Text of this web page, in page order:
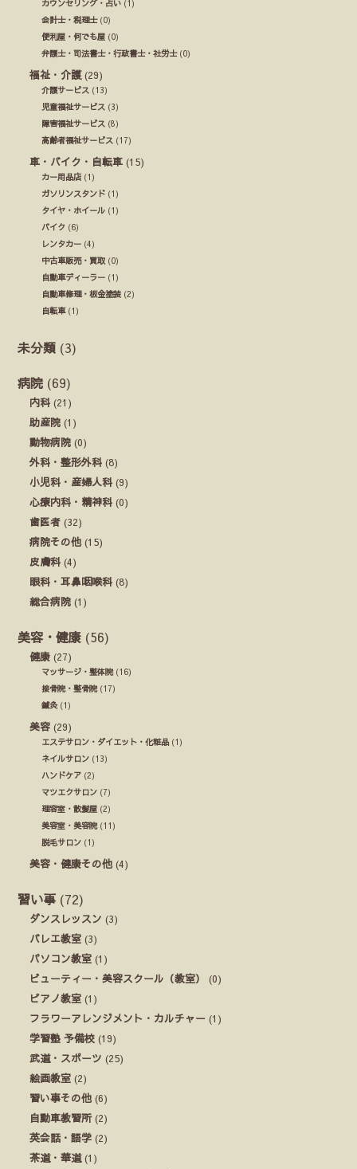
カウンセリング・占い (1)
会計士・税理士(0)
便利屋・何でも屋 (0)
弁護士・司法書士・行政書士・社労士(0)
福祉・介護(29)
介護サービス (13)
児童福祉サービス (3)
障害福祉サービス (8)
高齢者福祉サービス (17)
車・バイク・自転車 (15)
カー用品店 (1)
ガソリンスタンド (1)
タイヤ・ホイール (1)
バイク (6)
レンタカー (4)
中古車販売・買取 (0)
自動車ディーラー (1)
自動車修理・板金塗装 (2)
自転車(1)
未分類 (3)
病院 (69)
内科 (21)
助産院 (1)
動物病院 (0)
外科・整形外科 (8)
小児科・産婦人科 (9)
心療内科・精神科 (0)
歯医者 (32)
病院その他 (15)
皮膚科 (4)
眼科・耳鼻咽喉科 (8)
総合病院 (1)
美容・健康 (56)
健康 (27)
マッサージ・整体院(16)
接骨院・整骨院(17)
鍼灸(1)
美容 (29)
エステサロン・ダイエット・化粧品 (1)
ネイルサロン (13)
ハンドケア (2)
マツエクサロン (7)
理容室・散髪屋 (2)
美容室・美容院(11)
脱毛サロン (1)
美容・健康その他 (4)
習い事 (72)
ダンスレッスン (3)
バレエ教室 (3)
パソコン教室 (1)
ビューティー・美容スクール（教室）
(0)
ピアノ教室 (1)
フラワーアレンジメント・カルチャー (1)
学習塾 予備校 (19)
武道・スポーツ (25)
絵画教室 (2)
習い事その他 (6)
自動車教習所(2)
英会話・語学 (2)
茶道・華道(1)